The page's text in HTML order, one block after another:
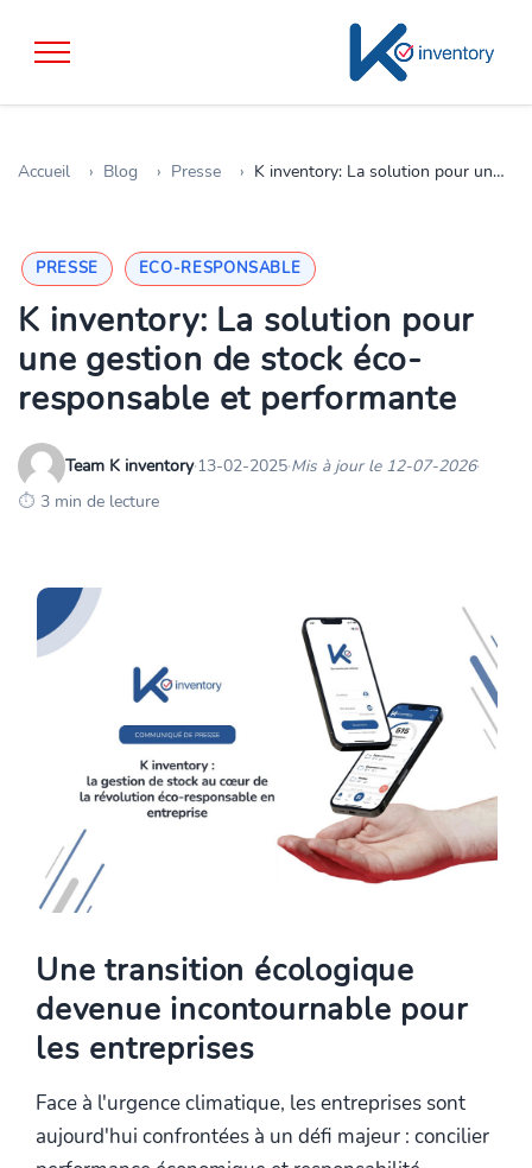
Accueil Blog Presse K inventory: La solution pour une gestion de stock éco-responsable et performante
PRESSE ECO-RESPONSABLE
K inventory: La solution pour
une gestion de stock éco-
responsable et performante
Team K inventory·13-02-2025·Mis à jour le 12-07-2026·
3 min de lecture
Une transition écologique
devenue incontournable pour
les entreprises
Face à l'urgence climatique, les entreprises sont
aujourd'hui confrontées à un défi majeur : concilier